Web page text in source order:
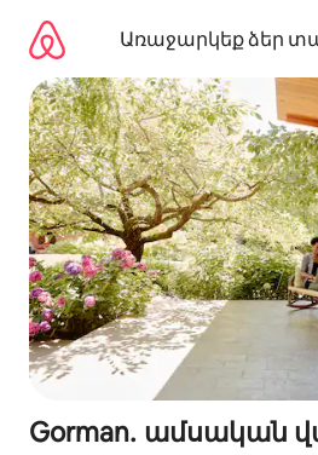
բովանդակությանըԱռաջարկեք ձեր
Gorman․ ամսական